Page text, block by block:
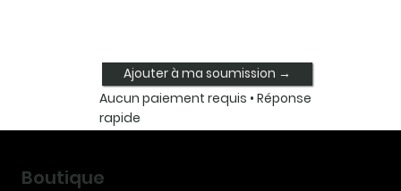
Ajouter à ma soumission →
Aucun paiement requis • Réponse
rapide
Boutique